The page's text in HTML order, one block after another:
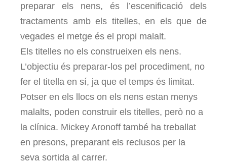
preparar els nens, és l’escenificació dels
tractaments amb els titelles, en els que de
vegades el metge és el propi malalt.
Els titelles no els construeixen els nens.
L’objectiu és preparar-los pel procediment, no
fer el titella en sí, ja que el temps és limitat.
Potser en els llocs on els nens estan menys
malalts, poden construir els titelles, però no a
la clínica. Mickey Aronoff també ha treballat
en presons, preparant els reclusos per la
seva sortida al carrer.